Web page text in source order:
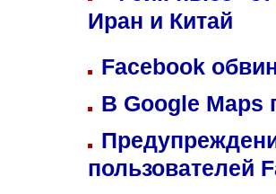
Иран и Китай
Facebook
В Google Maps
пользователей